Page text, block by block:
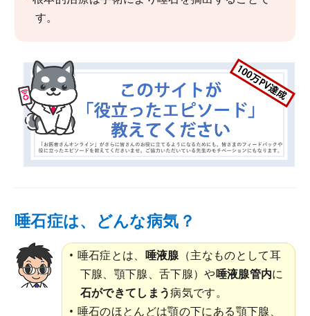
す。
唾石症は、どんな病気？
唾石症とは、 唾液腺（主なものとして耳
下腺、顎下腺、舌下腺）や唾液腺管内に
石ができてしまう病気です。
唾石のほとんどは顎の下にある顎下腺、